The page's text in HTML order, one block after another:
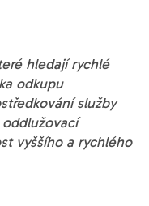
hledají rychlé
odkupu
služby
vyššího a rychlého